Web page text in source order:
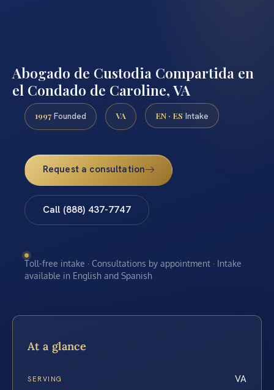
Abogado de Custodia Compartida en
el Condado de Caroline, VA
1997 Founded VA EN · ES Intake
Request a consultation
Call (888) 437-7747
Toll-free intake · Consultations by appointment · Intake
available in English and Spanish
At a glance
SERVING VA